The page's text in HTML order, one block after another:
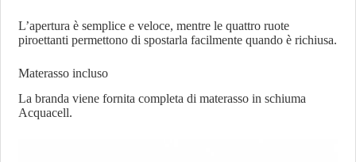
L’apertura è semplice e veloce, mentre le quattro ruote
piroettanti permettono di spostarla facilmente quando è richiusa.
Materasso incluso
La branda viene fornita completa di materasso in schiuma
Acquacell.